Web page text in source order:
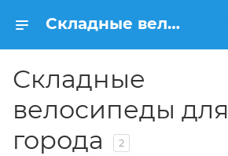
Складные велосипеды для города купить в Балашихе: цена от рублей | Интернет магазин Вело150
Складные
велосипеды для
города
2